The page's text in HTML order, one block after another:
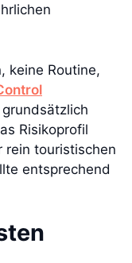
keine Routine,
Risikoprofil
rein touristischen
entsprechend